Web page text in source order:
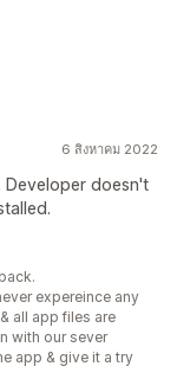
6 สิงหาคม 2022
Developer doesn't
expereince any
all app files are
with our sever
app & give it a try